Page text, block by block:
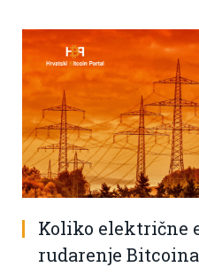
Koliko električne
rudarenje